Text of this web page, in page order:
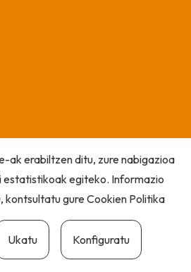
ak erabiltzen ditu, zure nabigazioa
estatistikoak egiteko. Informazio
kontsultatu gureCookien Politika
Ukatu Konfiguratu